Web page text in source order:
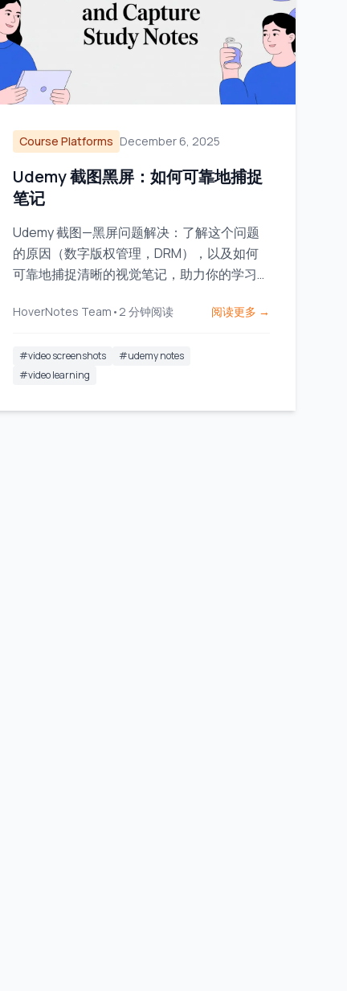
Course Platforms December 6, 2025
Udemy 截图黑屏：如何可靠地捕捉
笔记
Udemy 截图—黑屏问题解决：了解这个问题
的原因（数字版权管理，DRM），以及如何
可靠地捕捉清晰的视觉笔记，助力你的学习时
HoverNotes Team • 2 分钟阅读 阅读更多 →
#video screenshots #udemy notes
#video learning